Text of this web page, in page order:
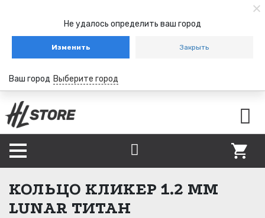
Не удалось определить ваш город
Изменить Закрыть
Ваш город Выберите город
КОЛЬЦО КЛИКЕР 1.2 ММ
LUNAR ТИТАН